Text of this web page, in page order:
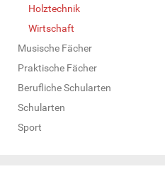
Holztechnik
Wirtschaft
Musische Fächer
Praktische Fächer
Berufliche Schularten
Schularten
Sport